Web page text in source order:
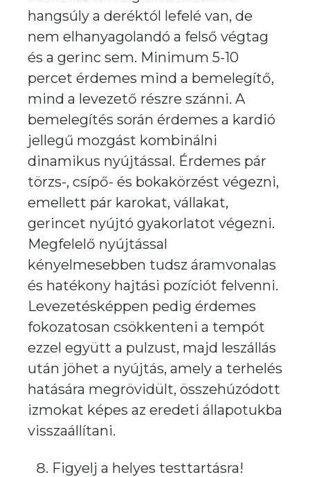
hangsúly a deréktól lefelé van, de
nem elhanyagolandó a felső végtag
és a gerinc sem. Minimum 5-10
percet érdemes mind a bemelegítő,
mind a levezető részre szánni. A
bemelegítés során érdemes a kardió
jellegű mozgást kombinálni
dinamikus nyújtással. Érdemes pár
törzs-, csípő- és bokakörzést végezni,
emellett pár karokat, vállakat,
gerincet nyújtó gyakorlatot végezni.
Megfelelő nyújtással
kényelmesebben tudsz áramvonalas
és hatékony hajtási pozíciót felvenni.
Levezetésképpen pedig érdemes
fokozatosan csökkenteni a tempót
ezzel együtt a pulzust, majd leszállás
után jöhet a nyújtás, amely a terhelés
hatására megrövidült, összehúzódott
izmokat képes az eredeti állapotukba
visszaállítani.
Figyelj a helyes testtartásra!